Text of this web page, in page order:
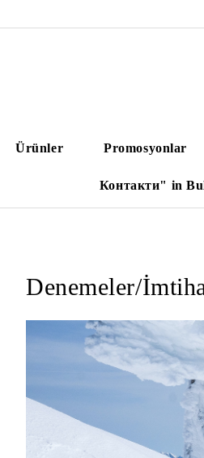
Ürünler Promosyonlar
Контакти" in
Denemeler/